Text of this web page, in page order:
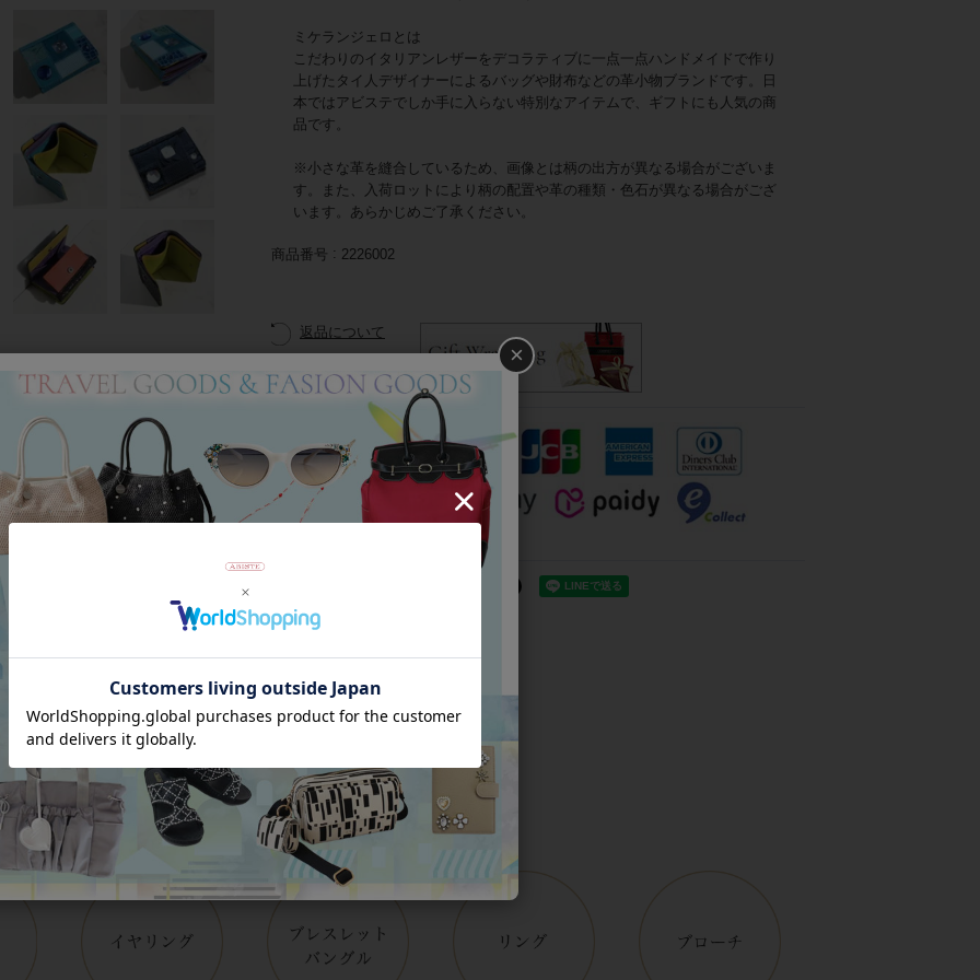
ミケランジェロとは
こだわりのイタリアンレザーをデコラティブに一点一点ハンドメイドで作り
上げたタイ人デザイナーによるバッグや財布などの革小物ブランドです。日
本ではアビステでしか手に入らない特別なアイテムで、ギフトにも人気の商
品です。
※小さな革を縫合しているため、画像とは柄の出方が異なる場合がございま
す。また、入荷ロットにより柄の配置や革の種類・色石が異なる場合がござ
います。あらかじめご了承ください。
商品番号 2226002
返品について
Category
アイテムカテゴリー
×